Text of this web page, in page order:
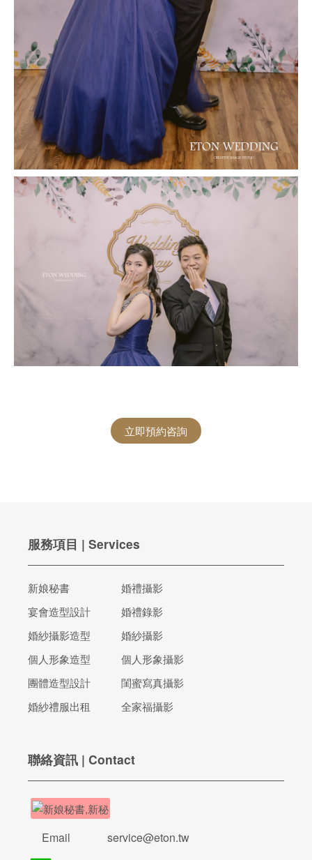
立即預約咨詢
服務項目 | Services
新娘秘書
宴會造型設計
婚紗攝影造型
個人形象造型
團體造型設計
婚紗禮服出租
婚禮攝影
婚禮錄影
婚紗攝影
個人形象攝影
閨蜜寫真攝影
全家福攝影
聯絡資訊 | Contact
Email
service@eton.tw